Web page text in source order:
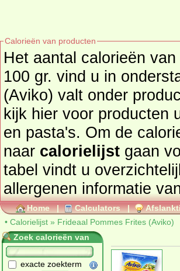
Calorieën van producten
Het aantal calorieën
100 gr. vind u in
(Aviko) valt onder productgroep aardappelen, rijst en pasta's,
kijk hier voor producten
en pasta's. Om de calorieën te bekijken van producten kunt u
naar calorielijst gaan voor een
tabel vindt u overzichtelijk de
allergenen informatie
Home | Calculators |
• Calorielijst » Frideaal Pommes Frites (Aviko)
Zoek calorieën van
exacte zoekterm